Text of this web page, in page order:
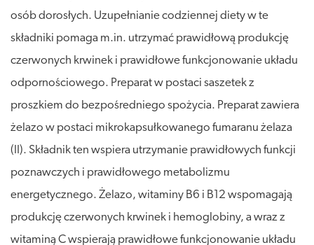
osób dorosłych. Uzupełnianie codziennej diety w te
składniki pomaga m.in. utrzymać prawidłową produkcję
czerwonych krwinek i prawidłowe funkcjonowanie układu
odpornościowego. Preparat w postaci saszetek z
proszkiem do bezpośredniego spożycia. Preparat zawiera
żelazo w postaci mikrokapsułkowanego fumaranu żelaza
(II). Składnik ten wspiera utrzymanie prawidłowych funkcji
poznawczych i prawidłowego metabolizmu
energetycznego. Żelazo, witaminy B6 i B12 wspomagają
produkcję czerwonych krwinek i hemoglobiny, a wraz z
witaminą C wspierają prawidłowe funkcjonowanie układu